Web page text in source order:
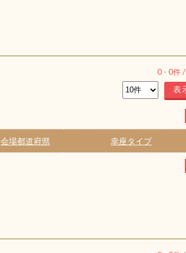
0 - 0件 /
会場都道府県 幸座タイプ